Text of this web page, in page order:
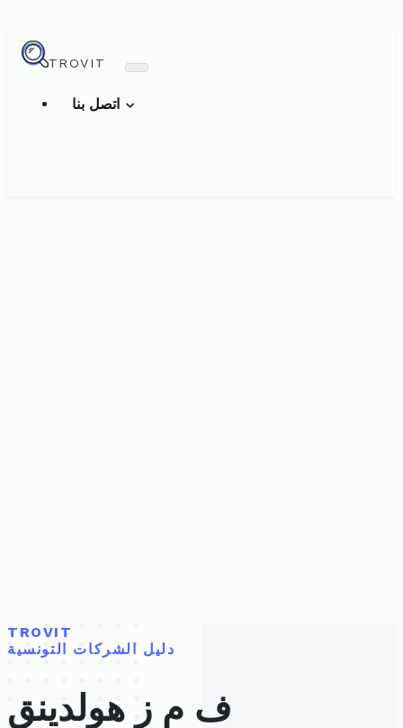
TROVIT
TROVIT
دليل الشركات التونسية
ف م ز هولدينق